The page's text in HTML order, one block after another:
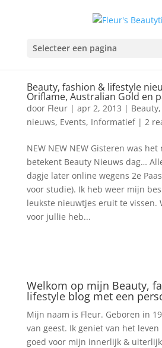
Selecteer een pagina
Beauty, fashion & lifestyle
Oriflame, Australian Gold en
door Fleur| apr 2, 2013 |
nieuws, Events, Informatief| 2
NEW NEW NEW Gisteren was
betekent Beauty Nieuws dag…
dagje later online wegens 2e
voor studie). Ik heb weer mijn
leukste nieuwtjes eruit te vissen.
voor jullie heb...
Welkom op mijn Beauty,
lifestyle blog met een
Mijn naam is Fleur. Geboren in
van geest. Ik geniet van het
goed voor mijn innerlijk &